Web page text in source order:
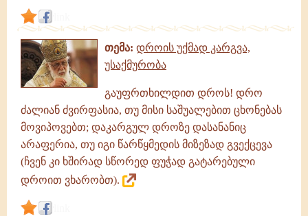
თემა: დროის უქმად კარგვა,
უსაქმურობა
გაუფრთხილდით დროს! დრო
ძალიან ძვირფასია, თუ მისი საშუალებით ცხონებას
მოვიპოვებთ; დაკარგულ დროზე დასანანიც
არაფერია, თუ იგი წარწყმედის მიზეზად გვექცევა
(ჩვენ კი ხშირად სწორედ ფუჭად გატარებული
დროით ვხარობთ).